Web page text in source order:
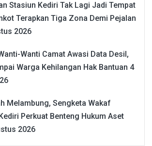
Stasiun Kediri Tak Lagi Jadi Tempat
Terapkan Tiga Zona Demi Pejalan
2026
Wanti Camat Awasi Data Desil,
Warga Kehilangan Hak Bantuan 4
Melambung, Sengketa Wakaf
Perkuat Benteng Hukum Aset
2026